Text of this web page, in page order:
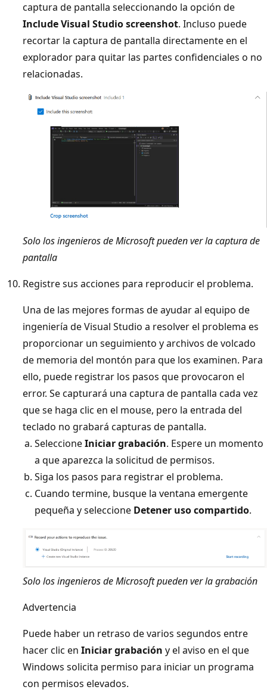
captura de pantalla seleccionando la opción de
Include Visual Studio screenshot. Incluso puede
recortar la captura de pantalla directamente en el
explorador para quitar las partes confidenciales o no
relacionadas.
Solo los ingenieros de Microsoft pueden ver la captura de
pantalla
Registre sus acciones para reproducir el problema.
Una de las mejores formas de ayudar al equipo de
ingeniería de Visual Studio a resolver el problema es
proporcionar un seguimiento y archivos de volcado
de memoria del montón para que los examinen. Para
ello, puede registrar los pasos que provocaron el
error. Se capturará una captura de pantalla cada vez
que se haga clic en el mouse, pero la entrada del
teclado no grabará capturas de pantalla.
SeleccioneIniciar grabación. Espere un momento
a que aparezca la solicitud de permisos.
Siga los pasos para registrar el problema.
Cuando termine, busque la ventana emergente
pequeña y seleccione Detener uso compartido.
Solo los ingenieros de Microsoft pueden ver la grabación
Advertencia
Puede haber un retraso de varios segundos entre
hacer clic en Iniciar grabación y el aviso en el que
Windows solicita permiso para iniciar un programa
con permisos elevados.